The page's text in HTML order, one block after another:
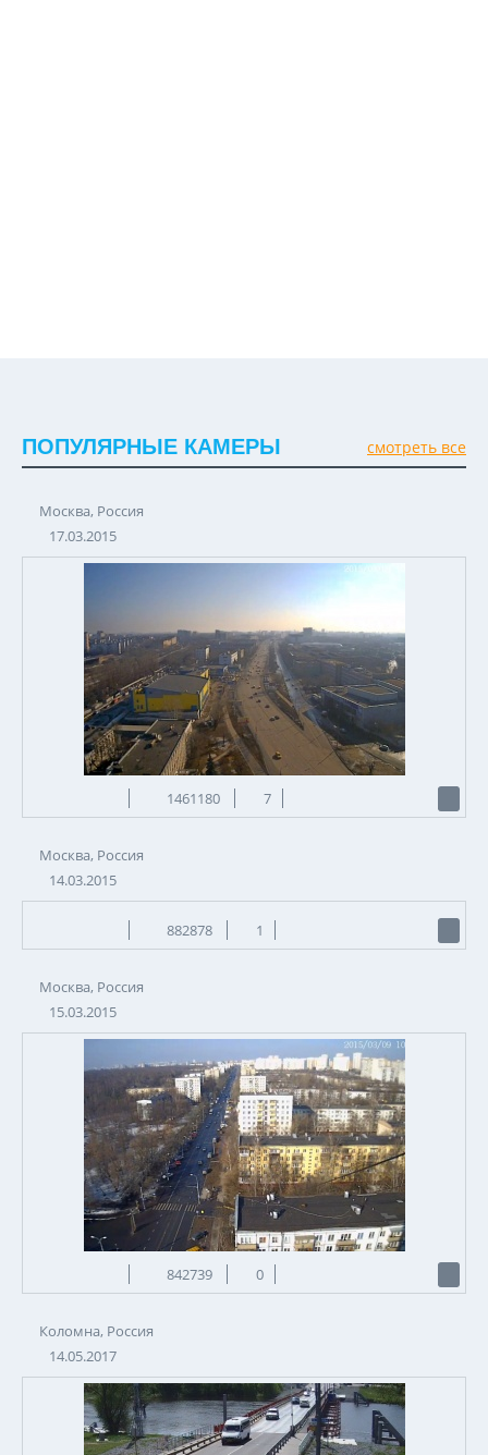
ПОПУЛЯРНЫЕ КАМЕРЫ смотреть все
Москва, Россия
17.03.2015
1461180 7
Москва, Россия
14.03.2015
882878 1
Москва, Россия
15.03.2015
842739 0
Коломна, Россия
14.05.2017